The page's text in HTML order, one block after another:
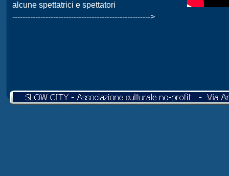
alcune spettatrici e spettatori
------------------------------------------------------>